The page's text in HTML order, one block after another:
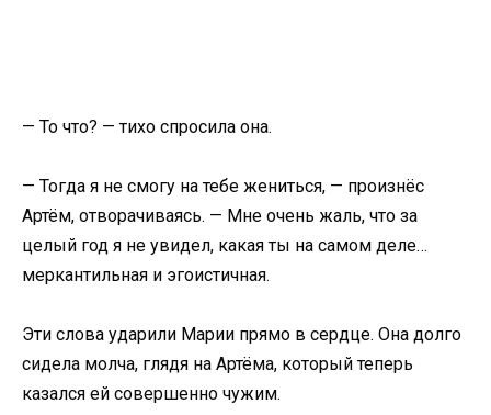
— То что? — тихо спросила она.
— Тогда я не смогу на тебе жениться, — произнёс
Артём, отворачиваясь. — Мне очень жаль, что за
целый год я не увидел, какая ты на самом деле…
меркантильная и эгоистичная.
Эти слова ударили Марии прямо в сердце. Она долго
сидела молча, глядя на Артёма, который теперь
казался ей совершенно чужим.